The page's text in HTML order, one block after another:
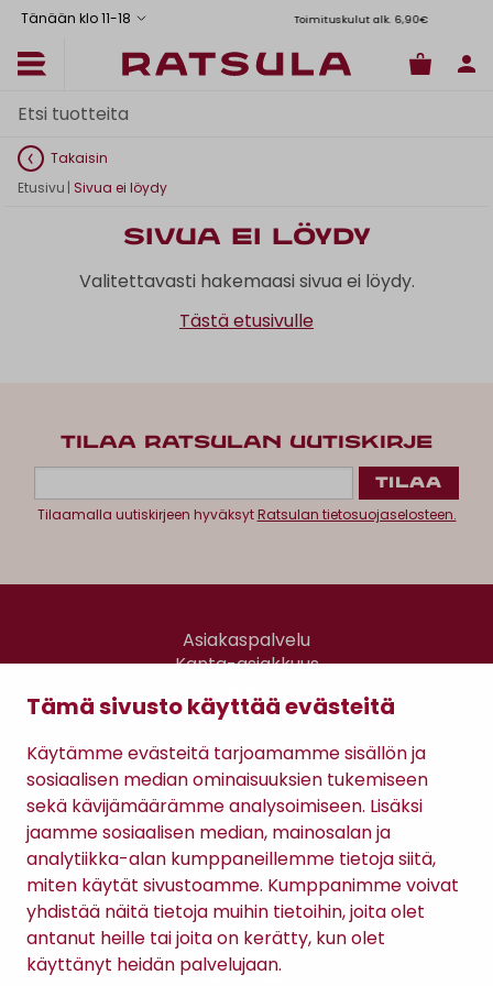
Tämä sivusto käyttää evästeitä
Käytämme evästeitä tarjoamamme sisällön ja
sosiaalisen median ominaisuuksien tukemiseen
sekä kävijämäärämme analysoimiseen. Lisäksi
jaamme sosiaalisen median, mainosalan ja
analytiikka-alan kumppaneillemme tietoja siitä,
miten käytät sivustoamme. Kumppanimme voivat
yhdistää näitä tietoja muihin tietoihin, joita olet
antanut heille tai joita on kerätty, kun olet
käyttänyt heidän palvelujaan.
Tänään klo 11-18 Toimituskulut alk. 6,90€
Takaisin
Etusivu | Sivua ei löydy
Sivua ei löydy
Valitettavasti hakemaasi sivua ei löydy.
Tästä etusivulle
TILAA RATSULAN UUTISKIRJE
Tilaamalla uutiskirjeen hyväksytRatsulan tietosuojaselosteen.
Asiakaspalvelu
Kanta-asiakkuus
Gomee Ratsula Café
Sopimusehdot
Tietosuojaseloste
Maksutavat